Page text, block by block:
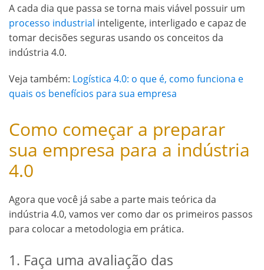
A cada dia que passa se torna mais viável possuir um
processo industrial inteligente, interligado e capaz de
tomar decisões seguras usando os conceitos da
indústria 4.0.
Veja também: Logística 4.0: o que é, como funciona e
quais os benefícios para sua empresa
Como começar a preparar
sua empresa para a indústria
4.0
Agora que você já sabe a parte mais teórica da
indústria 4.0, vamos ver como dar os primeiros passos
para colocar a metodologia em prática.
1. Faça uma avaliação das